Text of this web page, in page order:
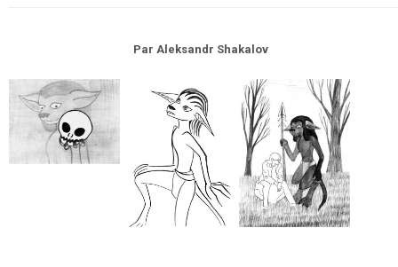
Par Aleksandr Shakalov